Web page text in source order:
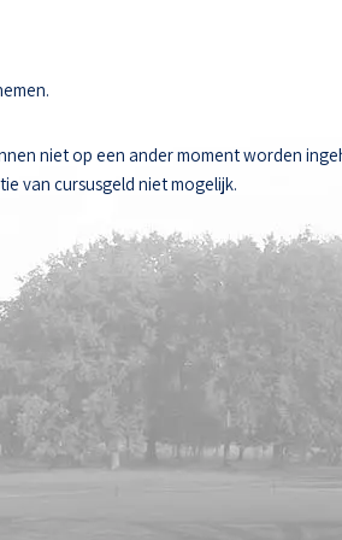
niet op een ander moment worden
van cursusgeld niet mogelijk.